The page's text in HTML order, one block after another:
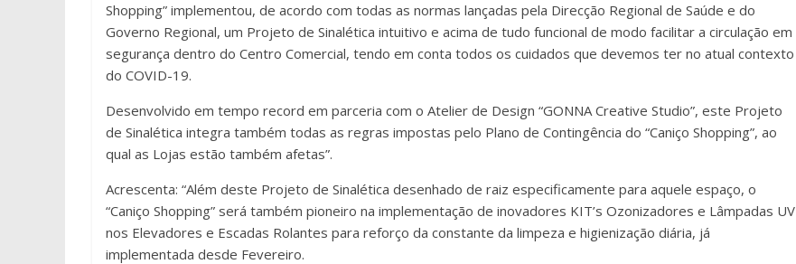
Shopping” implementou, de acordo com todas as normas lançadas pela Direcção Regional de Saúde e do
Governo Regional, um Projeto de Sinalética intuitivo e acima de tudo funcional de modo facilitar a circulação em
segurança dentro do Centro Comercial, tendo em conta todos os cuidados que devemos ter no atual contexto
do COVID-19.
Desenvolvido em tempo record em parceria com o Atelier de Design “GONNA Creative Studio”, este Projeto
de Sinalética integra também todas as regras impostas pelo Plano de Contingência do “Caniço Shopping”, ao
qual as Lojas estão também afetas”.
Acrescenta: “Além deste Projeto de Sinalética desenhado de raiz especificamente para aquele espaço, o
“Caniço Shopping” será também pioneiro na implementação de inovadores KIT’s Ozonizadores e Lâmpadas UV
nos Elevadores e Escadas Rolantes para reforço da constante da limpeza e higienização diária, já
implementada desde Fevereiro.